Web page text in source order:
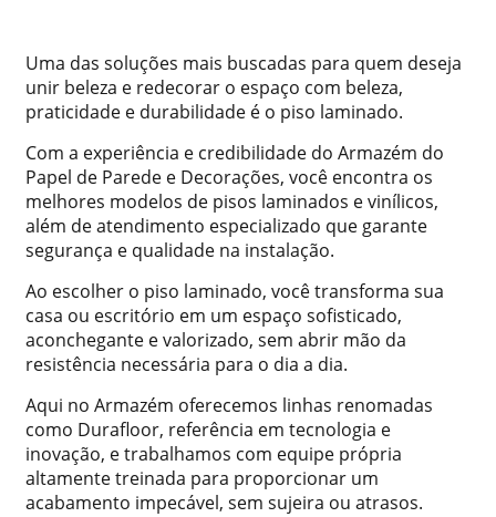
Uma das soluções mais buscadas para quem deseja
unir beleza e redecorar o espaço com beleza,
praticidade e durabilidade é o piso laminado.
Com a experiência e credibilidade do Armazém do
Papel de Parede e Decorações, você encontra os
melhores modelos de pisos laminados e vinílicos,
além de atendimento especializado que garante
segurança e qualidade na instalação.
Ao escolher o piso laminado, você transforma sua
casa ou escritório em um espaço sofisticado,
aconchegante e valorizado, sem abrir mão da
resistência necessária para o dia a dia.
Aqui no Armazém oferecemos linhas renomadas
como Durafloor, referência em tecnologia e
inovação, e trabalhamos com equipe própria
altamente treinada para proporcionar um
acabamento impecável, sem sujeira ou atrasos.